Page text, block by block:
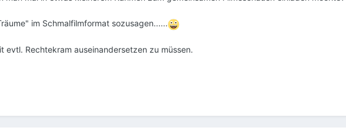
im Schmalfilmformat sozusagen......
evtl. Rechtekram auseinandersetzen zu müssen.